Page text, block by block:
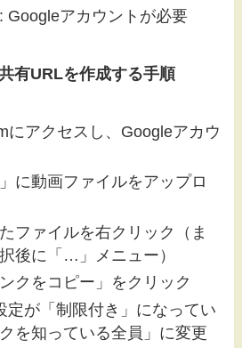
Googleアカウントが必要
有URLを作成する手順
にアクセスし、Googleアカウ
に動画ファイルをアップロ
ファイルを右クリック（ま
後に「…」メニュー）
クをコピー」をクリック
定が「制限付き」になってい
を知っている全員」に変更